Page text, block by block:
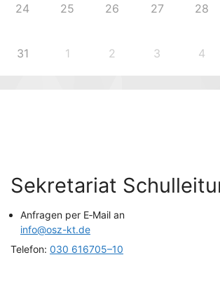
24 25 26 27 28
31 1 2 3 4
Sekre­ta­ri­at
Anfra­gen per E‑Mail an
info@osz-kt.de
Tele­fon: 030 616705–10